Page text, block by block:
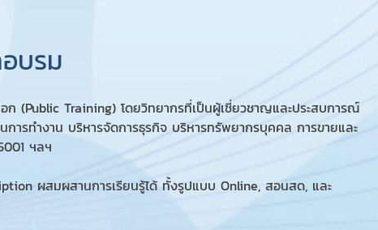
บรม
(Public Training) โดยวิทยากรที่เป็นผู้เชี่ยวชาญและประสบการณ์
ารทำงาน บริหารจัดการธุรกิจ บริหารทรัพยากรบุคคล การขายและ
ฯลฯ
ผสมผสานการเรียนรู้ได้ ทั้งรูปแบบ Online, สอนสด, และ